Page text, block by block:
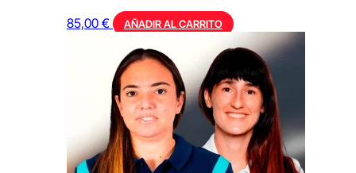
85,00 € AÑADIR AL CARRITO